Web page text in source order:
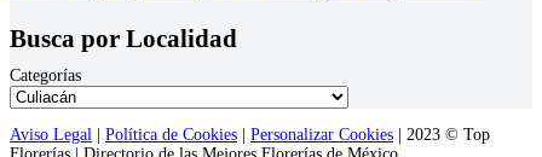
Busca por Localidad
Categorías
Aviso Legal | Política de Cookies | Personalizar Cookies | 2023 © Top